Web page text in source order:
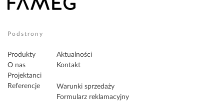
Podstrony
Produkty
O nas
Projektanci
Referencje
Aktualności
Kontakt
Warunki sprzedaży
Formularz reklamacyjny